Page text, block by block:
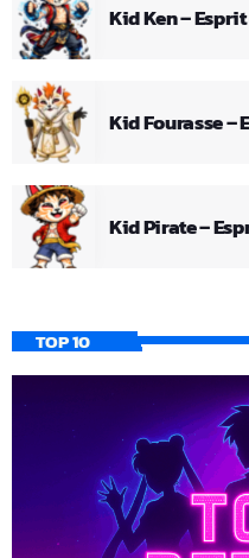
Kid Ken –
Kid Fourasse –
Kid Pirate –
TOP 10